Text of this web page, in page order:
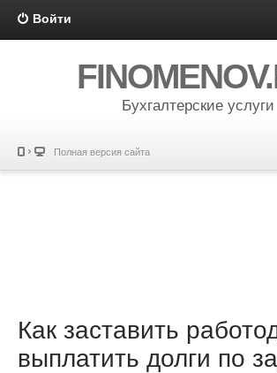
Войти
Бухгалтерские услуги
Полная версия сайта
Как заставить
выплатить долги по